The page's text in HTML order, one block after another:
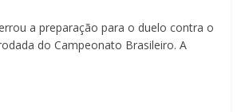
a preparação para o duelo contra o
do Campeonato Brasileiro. A